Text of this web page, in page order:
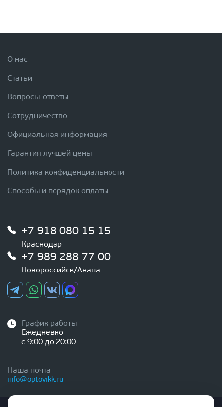
О нас
Статьи
Вопросы-ответы
Сотрудничество
Официальная информация
Гарантия лучшей цены
Политика конфиденциальности
Способы и порядок оплаты
+7 918 080 15 15
Краснодар
+7 989 288 77 00
Новороссийск/Анапа
График работы
Ежедневно
с 9:00 до 20:00
Наша почта
info@optovikk.ru